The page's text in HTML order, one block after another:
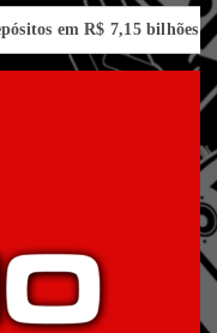
R$ 7,15 bilhões em julho